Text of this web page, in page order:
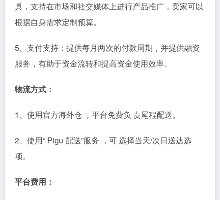
具，支持在市场和社交媒体上进行产品推广，卖家可以
根据自身需求定制预算。
5、支付支持：提供每月两次的付款周期，并提供融资
服务，有助于资金流转和提高资金使用效率。
物流方式：
1、使用官方海外仓 ，平台免费负 责尾程配送。
2、使用“ Pigu 配送”服务 ，可 选择当天/次日送达选
项。
平台费用：